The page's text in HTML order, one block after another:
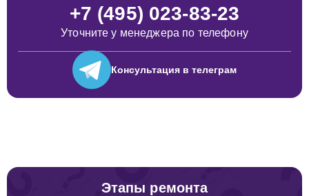
+7 (495) 023-83-23
Уточните у менеджера по телефону
Консультация в телеграм
Этапы ремонта